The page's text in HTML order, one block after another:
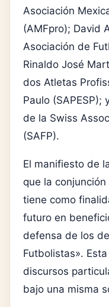
Asociación
(AMFpro); David
Asociación de
Rinaldo José
dos Atletas
Paulo (SAPESP);
de la Swiss
(SAFP).
El manifiesto de
que la
tiene como
futuro en
defensa de los
Futbolistas».
discursos
bajo una misma